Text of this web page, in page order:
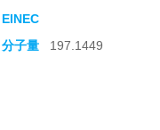
EINEC
分子量 197.1449